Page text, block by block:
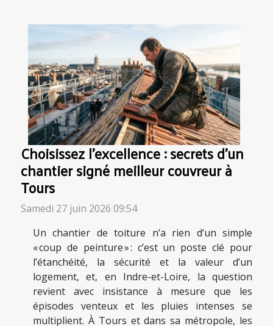
Choisissez l’excellence : secrets d’un
chantier signé meilleur couvreur à
Tours
Samedi 27 juin 2026 09:54
Un chantier de toiture n’a rien d’un simple
« coup de peinture » : c’est un poste clé pour
l’étanchéité, la sécurité et la valeur d’un
logement, et, en Indre-et-Loire, la question
revient avec insistance à mesure que les
épisodes venteux et les pluies intenses se
multiplient. À Tours et dans sa métropole, les